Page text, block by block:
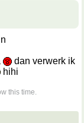
dan verwerk ik
hihi
this time.